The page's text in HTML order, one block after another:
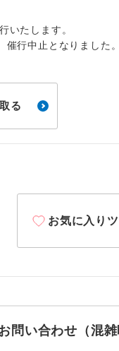
いたします。
催行中止となりました
る
お気に入り
問い合わせ（混
1名様催行
空会社指定